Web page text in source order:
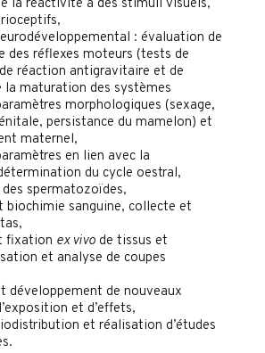
la réactivité à des stimuli visuels,
: évaluation de
des réflexes moteurs (tests de
réaction antigravitaire et de
la maturation des systèmes
morphologiques (sexage,
persistance du mamelon) et
maternel,
en lien avec la
du cycle oestral,
spermatozoïdes,
biochimie sanguine, collecte et
fixation ex vivo de tissus et
et analyse de coupes
développement de nouveaux
et d’effets,
et réalisation d’études